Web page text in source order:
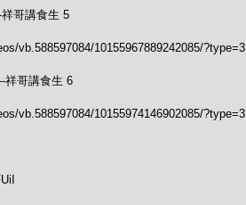
哥講食生 5
vb.588597084/10155967889242085/?type=3
哥講食生 6
vb.588597084/10155974146902085/?type=3